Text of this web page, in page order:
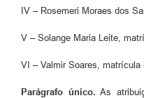
IV – Rosemeri Moraes dos
V – Solange Maria Leite,
VI – Valmir Soares, matrícula
Parágrafo único. As